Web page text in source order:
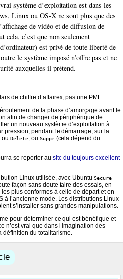
système d’exploitation est dans les
Linux ou OS-X ne sont plus que des
de vidéo et de diffusion de
cela, c’est que non seulement
est privé de toute liberté de
le système imposé n’offre pas et ne
auxquelles il prétend.
de chiffre d’affaires, pas une PME.
de la phase d’amorçage avant le
afin de changer de périphérique de
un nouveau système d’exploitation à
pression, pendant le démarrage, sur la
, ou Delete , ou Suppr (cela dépend du
se reporter au site du toujours excellent
Linux utilisée, avec Ubuntu Secure
façon sans doute faire des essais, en
plus conformes à celle de départ et en
à l’ancienne mode. Les distributions Linux
s’installer sans grandes manipulations.
pour déterminer ce qui est bénéfique et
n’est vrai que dans l’imagination des
définition du totalitarisme.